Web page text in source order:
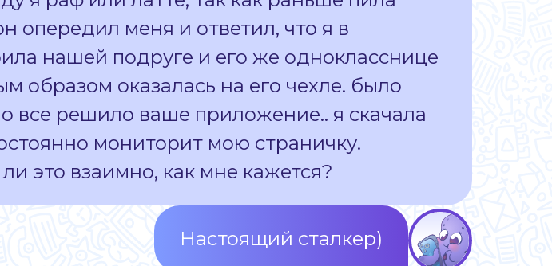
опередил меня и ответил, что я в
нашей подруге и его же однокласснице
образом оказалась на его чехле. было
все решило ваше приложение.. я скачала
мониторит мою страничку.
это взаимно, как мне кажется?
Настоящий сталкер)